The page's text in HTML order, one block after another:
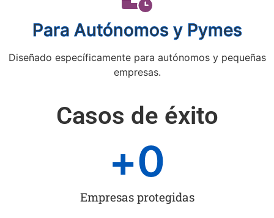
Para Autónomos y Pymes
Diseñado específicamente para autónomos y pequeñas
empresas.
Casos de éxito
Empresas protegidas
+0